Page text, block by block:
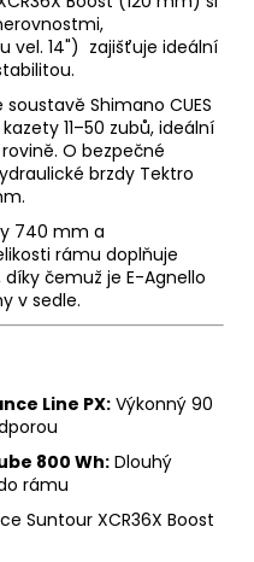
vel. 14") zajišťuje ideální
Shimano CUES
11–50 zubů, ideální
O bezpečné
brzdy Tektro
740 mm a
rámu doplňuje
čemuž je E-Agnello
v sedle.
Line PX:Výkonný 90
800 Wh: Dlouhý
rámu
Suntour XCR36X Boost